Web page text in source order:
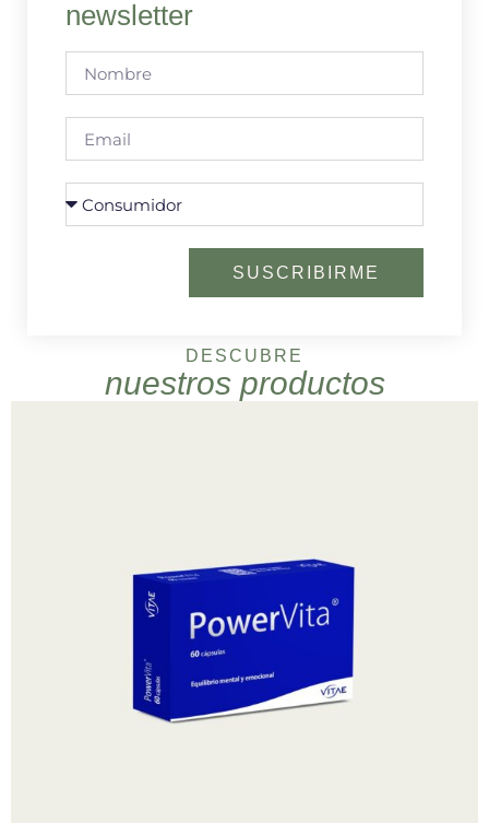
newsletter
SUSCRIBIRME
DESCUBRE
nuestros productos